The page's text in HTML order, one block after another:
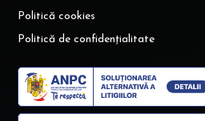
Politică cookies
Politică de confidențialitate